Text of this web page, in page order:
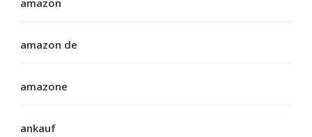
amazon
amazon de
amazone
ankauf